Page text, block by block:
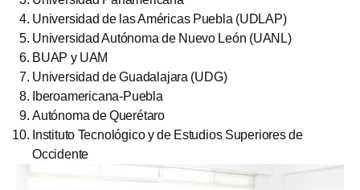
Universidad de las Américas Puebla (UDLAP)
Universidad Autónoma de Nuevo León (UANL)
BUAP y UAM
Universidad de Guadalajara (UDG)
Iberoamericana-Puebla
Autónoma de Querétaro
Instituto Tecnológico y de Estudios Superiores de
Occidente